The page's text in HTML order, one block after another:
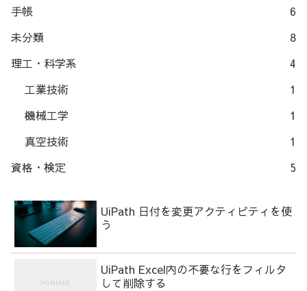
手帳
6
未分類
8
理工・科学系
4
工業技術
1
機械工学
1
真空技術
1
資格・検定
5
UiPath 日付を変更アクティビティを使
う
UiPath Excel内の不要な行をフィルタ
して削除する